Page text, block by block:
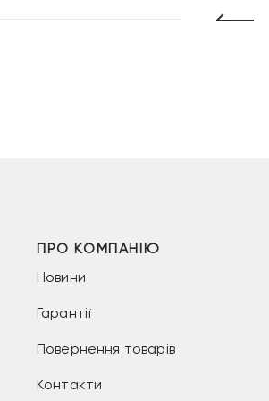
ПРО КОМПАНІЮ
Новини
Гарантії
Повернення товарів
Контакти